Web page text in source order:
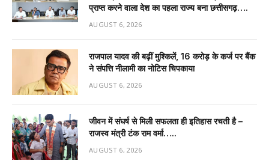
प्राप्त करने वाला देश का पहला राज्य बना छत्तीसगढ़….
AUGUST 6, 2026
राजपाल यादव की बढ़ीं मुश्किलें, ₹16 करोड़ के कर्ज पर बैंक
ने संपत्ति नीलामी का नोटिस चिपकाया
AUGUST 6, 2026
जीवन में संघर्ष से मिली सफलता ही इतिहास रचती है –
राजस्व मंत्री टंक राम वर्मा…..
AUGUST 6, 2026